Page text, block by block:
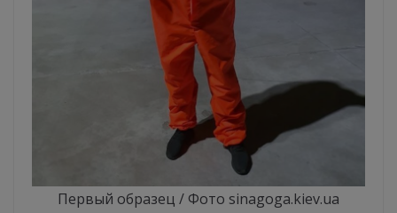
Первый образец / Фото sinagoga.kiev.ua